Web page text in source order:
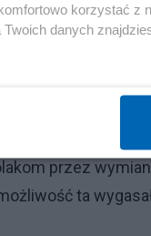
sowietyzacją i
działało
polskimi
Polaków. W
przez
ta
korzystać z
danych